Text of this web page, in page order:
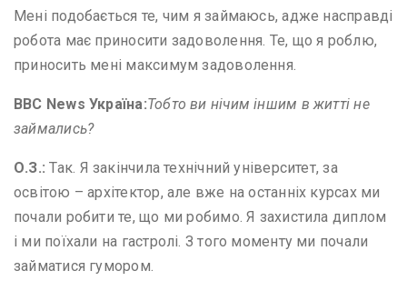
Мені подобається те, чим я займаюсь, адже насправді
робота має приносити задоволення. Те, що я роблю,
приносить мені максимум задоволення.
BBC NewsУкраїна:Тобто ви нічим іншим в житті не
займались?
О.З.: Так. Я закінчила технічний університет, за
освітою – архітектор, але вже на останніх курсах ми
почали робити те, що ми робимо. Я захистила диплом
і ми поїхали на гастролі. З того моменту ми почали
займатися гумором.